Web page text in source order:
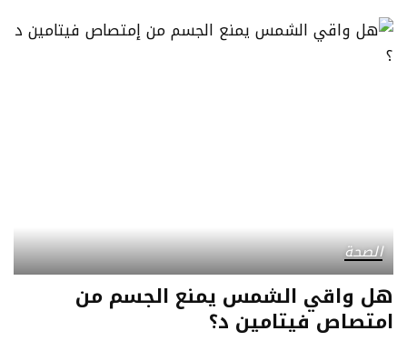
الصحة
هل واقي الشمس يمنع الجسم من
امتصاص فيتامين د؟